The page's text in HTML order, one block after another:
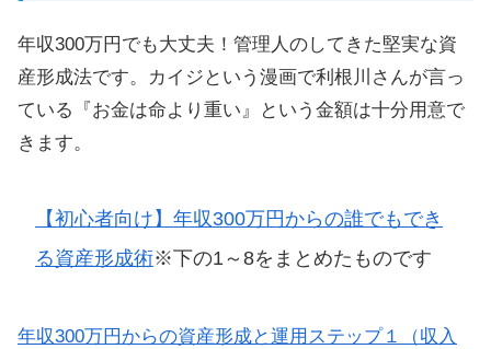
年収300万円でも大丈夫！管理人のしてきた堅実な資
産形成法です。カイジという漫画で利根川さんが言っ
ている『お金は命より重い』という金額は十分用意で
きます。
【初心者向け】年収300万円からの誰でもでき
る資産形成術※下の1～8をまとめたものです
年収300万円からの資産形成と運用ステップ１（収入